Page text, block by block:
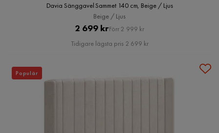
Davia Sänggavel Sammet 140 cm, Beige / Ljus
Beige / Ljus
Pris
2 699 krOriginal
Pris
Förr 2 999 kr
Tidigare lägsta pris 2 699 kr
Populär